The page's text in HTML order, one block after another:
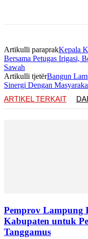
Artikulli paraprakKepala
Bersama Petugas Irigasi,
Sawah
Artikulli tjetërBangun
Sinergi Dengan
ARTIKEL TERKAIT
Pemprov Lampung
Kabupaten untuk
Tanggamus